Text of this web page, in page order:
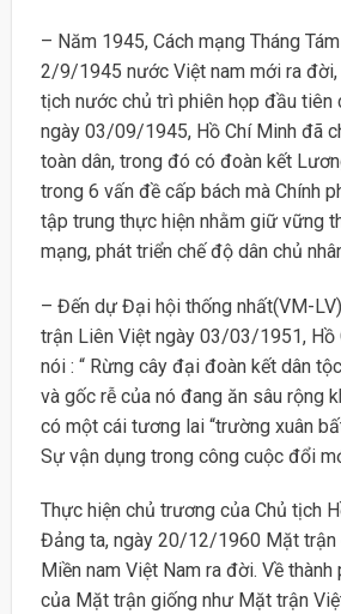
– Năm 1945, Cách mạng Tháng
2/9/1945 nước Việt nam mới ra
tịch nước chủ trì phiên họp đầu tiên
ngày 03/09/1945, Hồ Chí Minh đã
toàn dân, trong đó có đoàn kết
trong 6 vấn đề cấp bách mà Chính
tập trung thực hiện nhằm giữ vững
mạng, phát triển chế độ dân chủ
– Đến dự Đại hội thống nhất(VM-
trận Liên Việt ngày 03/03/1951, Hồ
nói : “ Rừng cây đại đoàn kết dân
và gốc rễ của nó đang ăn sâu rộng
có một cái tương lai “trường xuân
Sự vận dụng trong công cuộc đổi
Thực hiện chủ trương của Chủ tịch
Đảng ta, ngày 20/12/1960 Mặt trận
Miền nam Việt Nam ra đời. Về
của Mặt trận giống như Mặt trận